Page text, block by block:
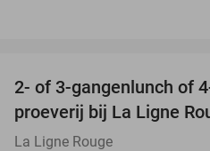
2- of 3-gangenlunch of
proeverij bij La Ligne
La Ligne Rouge